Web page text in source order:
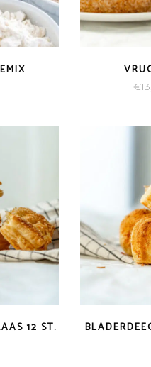
€
12 ST.